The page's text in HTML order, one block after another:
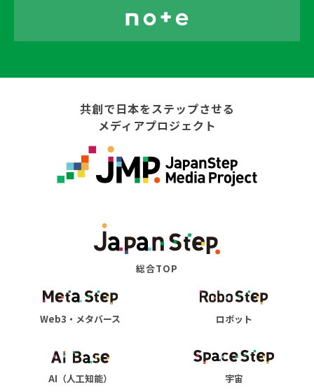
共創で日本をステップさせる
メディアプロジェクト
総合TOP
Web3・メタバース ロボット
AI（人工知能） 宇宙